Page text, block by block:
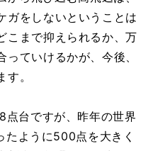
ガをしないということは
こまで抑えられるか、万
ていけるかが、今後、
。
台ですが、昨年の世界
ように500点を大きく